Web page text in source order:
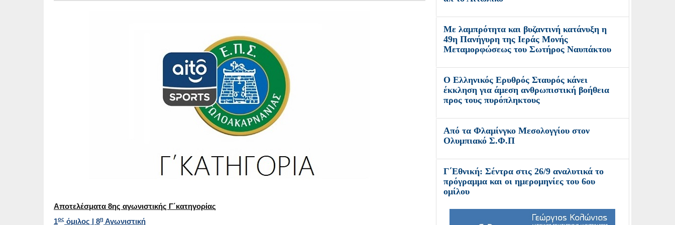
Αποτελέσματα 8ης αγωνιστικής Γ΄κατηγορίας
1ος όμιλος | 8η Αγωνιστική
Με λαμπρότητα και βυζαντινή κατάνυξη η
49η Πανήγυρη της Ιεράς Μονής
Μεταμορφώσεως του Σωτήρος Ναυπάκτου
Ο Ελληνικός Ερυθρός Σταυρός κάνει
έκκληση για άμεση ανθρωπιστική βοήθεια
προς τους πυρόπληκτους
Από τα Φλαμίνγκο Μεσολογγίου στον
Ολυμπιακό Σ.Φ.Π
Γ΄Εθνική: Σέντρα στις 26/9 αναλυτικά το
πρόγραμμα και οι ημερομηνίες του 6ου
ομίλου